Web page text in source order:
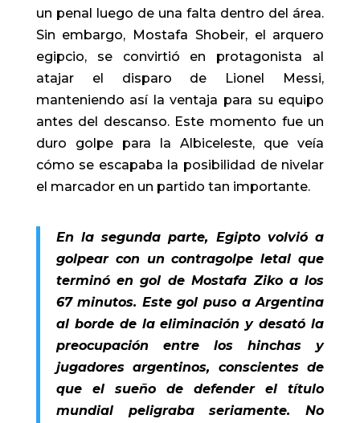
un penal luego de una falta dentro del área.
Sin embargo, Mostafa Shobeir, el arquero
egipcio, se convirtió en protagonista al
atajar el disparo de Lionel Messi,
manteniendo así la ventaja para su equipo
antes del descanso. Este momento fue un
duro golpe para la Albiceleste, que veía
cómo se escapaba la posibilidad de nivelar
el marcador en un partido tan importante.
En la segunda parte, Egipto volvió a
golpear con un contragolpe letal que
terminó en gol de Mostafa Ziko a los
67 minutos. Este gol puso a Argentina
al borde de la eliminación y desató la
preocupación entre los hinchas y
jugadores argentinos, conscientes de
que el sueño de defender el título
mundial peligraba seriamente. No